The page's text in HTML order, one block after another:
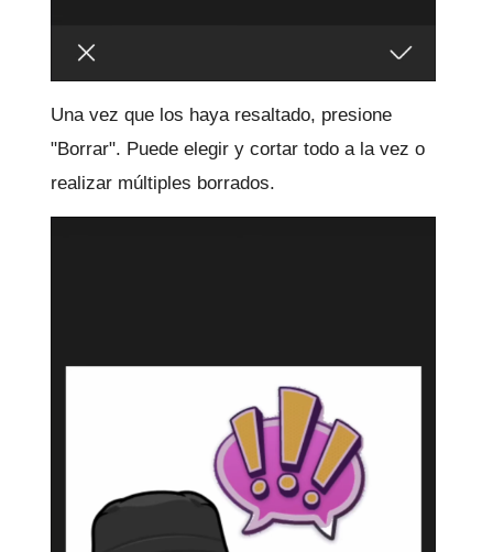
Una vez que los haya resaltado, presione
"Borrar". Puede elegir y cortar todo a la vez o
realizar múltiples borrados.